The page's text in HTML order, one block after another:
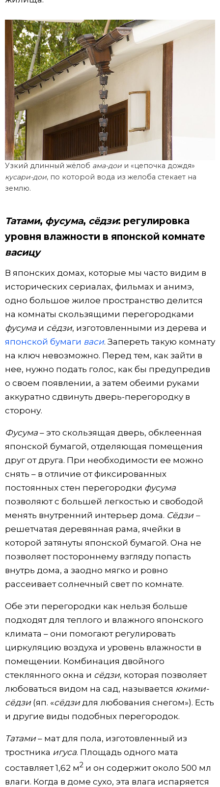
Узкий длинный жёлоб ама-доии «цепочка дождя»
кусари-дои, по которой вода из желоба стекает на
землю.
Татами, фусума, сёдзи: регулировка
уровня влажности в японской комнате
васицу
В японских домах, которые мы часто видим в
исторических сериалах, фильмах и анимэ,
одно большое жилое пространство делится
на комнаты скользящими перегородками
фусумаи сёдзи, изготовленными из дерева и
японской бумаги васи. Запереть такую комнату
на ключ невозможно. Перед тем, как зайти в
нее, нужно подать голос, как бы предупредив
о своем появлении, а затем обеими руками
аккуратно сдвинуть дверь-перегородку в
сторону.
Фусума– это скользящая дверь, обклеенная
японской бумагой, отделяющая помещения
друг от друга. При необходимости ее можно
снять – в отличие от фиксированных
постоянных стен перегородки фусума
позволяют с большей легкостью и свободой
менять внутренний интерьер дома. Сёдзи –
решетчатая деревянная рама, ячейки в
которой затянуты японской бумагой. Она не
позволяет постороннему взгляду попасть
внутрь дома, а заодно мягко и ровно
рассеивает солнечный свет по комнате.
Обе эти перегородки как нельзя больше
подходят для теплого и влажного японского
климата – они помогают регулировать
циркуляцию воздуха и уровень влажности в
помещении. Комбинация двойного
стеклянного окна и сёдзи, которая позволяет
любоваться видом на сад, называется юкими-
сёдзи(яп. «сёдзидля любования снегом»). Есть
и другие виды подобных перегородок.
Татами– мат для пола, изготовленный из
тростника игуса. Площадь одного мата
составляет 1,62 м2и он содержит около 500 мл
влаги. Когда в доме сухо, эта влага испаряется